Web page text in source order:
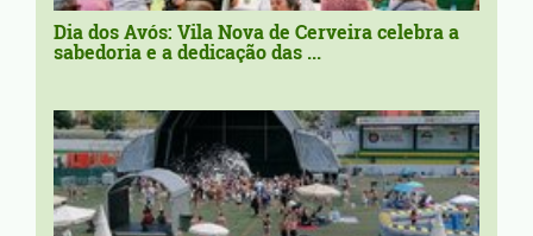
Dia dos Avós: Vila Nova de Cerveira celebra a
sabedoria e a dedicação das ...